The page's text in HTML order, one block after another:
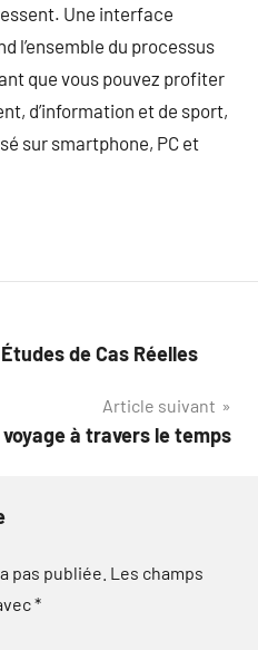
Une interface
l’ensemble du processus
que vous pouvez profiter
d’information et de sport,
sur smartphone, PC et
de Cas Réelles
Article suivant
à travers le temps
pas publiée. Les champs
*